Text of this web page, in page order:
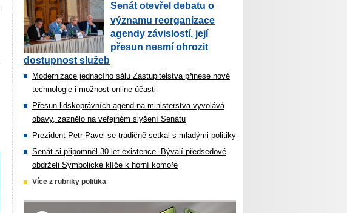
Senát otevřel debatu o
významu reorganizace
agendy závislostí, její
přesun nesmí ohrozit
dostupnost služeb
Modernizace jednacího sálu Zastupitelstva přinese nové
technologie i možnost online účasti
Přesun lidskoprávních agend na ministerstva vyvolává
obavy, zaznělo na veřejném slyšení Senátu
Prezident Petr Pavel se tradičně setkal s mladými politiky
Senát si připomněl 30 let existence. Bývalí předsedové
obdrželi Symbolické klíče k horní komoře
Více z rubriky politika